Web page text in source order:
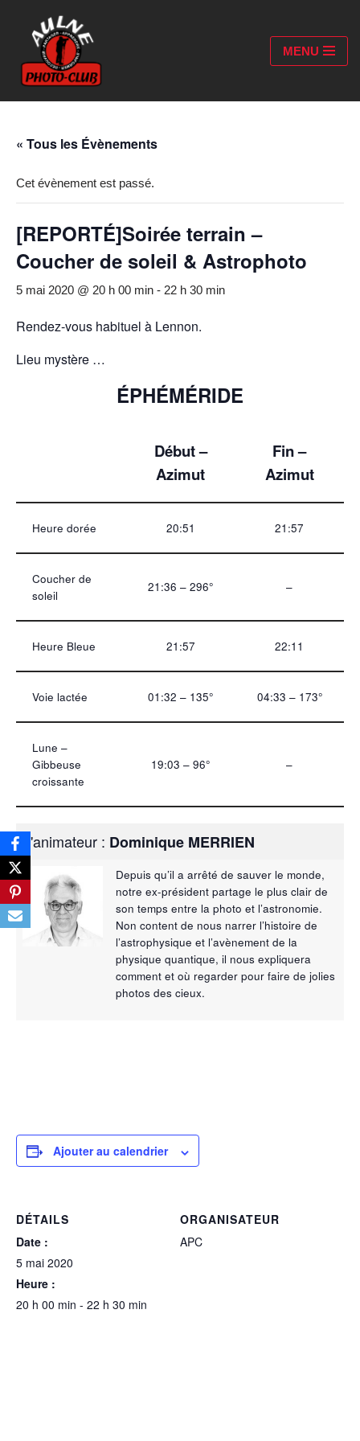
Aller
au
contenu
MENU
« Tous les Évènements
Cet évènement est passé.
[REPORTÉ]Soirée terrain –
Coucher de soleil & Astrophoto
5 mai 2020 @ 20 h 00 min - 22 h 30 min
Rendez-vous habituel à Lennon.
Lieu mystère …
ÉPHÉMÉRIDE
Début –
Azimut
Fin –
Azimut
Heure dorée 20:51 21:57
Coucher de
soleil
21:36 – 296° –
Heure Bleue 21:57 22:11
Voie lactée 01:32 – 135° 04:33 – 173°
Lune –
Gibbeuse
croissante
19:03 – 96° –
L'animateur : Dominique MERRIEN
Depuis qu’il a arrêté de sauver le monde,
notre ex-président partage le plus clair de
son temps entre la photo et l’astronomie.
Non content de nous narrer l’histoire de
l’astrophysique et l’avènement de la
physique quantique, il nous expliquera
comment et où regarder pour faire de jolies
photos des cieux.
Ajouter au calendrier
DÉTAILS
Date :
5 mai 2020
Heure :
20 h 00 min - 22 h 30 min
ORGANISATEUR
APC